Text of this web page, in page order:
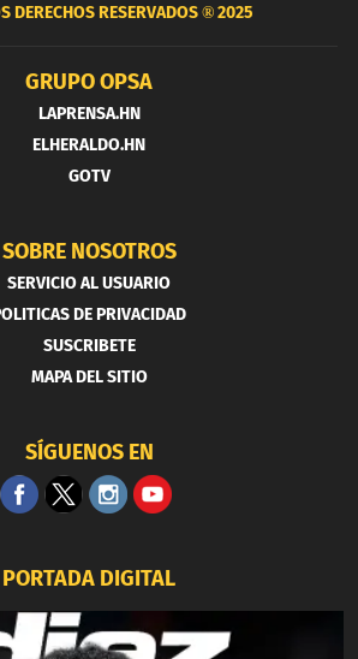
DERECHOS RESERVADOS ®2025
GRUPO OPSA
LAPRENSA.HN
ELHERALDO.HN
GOTV
SOBRE NOSOTROS
SERVICIO AL USUARIO
DE PRIVACIDAD
SUSCRIBETE
MAPA DEL SITIO
SÍGUENOS EN
PORTADA DIGITAL